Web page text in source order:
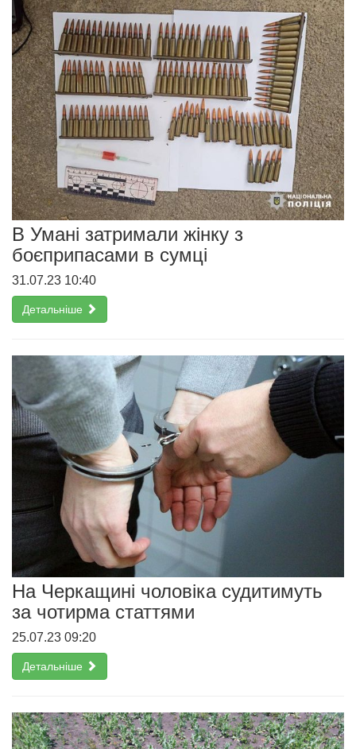
В Умані затримали жінку з
боєприпасами в сумці
31.07.23 10:40
Детальніше
На Черкащині чоловіка судитимуть
за чотирма статтями
25.07.23 09:20
Детальніше